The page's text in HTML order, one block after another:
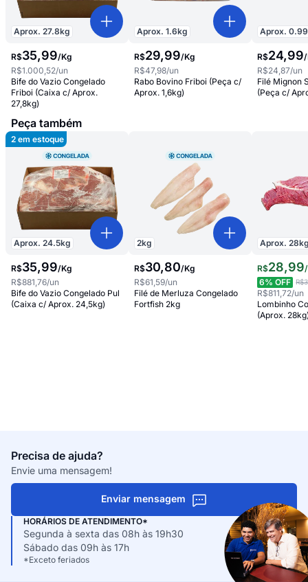
Aprox. 27.8kg
R$35,99/Kg
R$1.000,52/un
Bife do Vazio Congelado
Friboi (Caixa c/ Aprox.
27,8kg)
Aprox.1.6kg
R$29,99/Kg
R$47,98/un
Rabo Bovino Friboi (Peça c/
Aprox. 1,6kg)
Aprox.
R$24,99/
R$24,87/un
Filé Mignon
(Peça c/
Peça também
Aprox. 24.5kg
2 em estoque
R$35,99/Kg
R$881,76/un
Bife do Vazio Congelado Pul
(Caixa c/ Aprox. 24,5kg)
2kg
R$30,80/Kg
R$61,59/un
Filé de Merluza Congelado
Fortfish 2kg
Aprox.28
R$28,99/
6% OFF
R$811,72/un
Lombinho
(Aprox.
Precisa de ajuda?
Envie uma mensagem!
Enviar mensagem
HORÁRIOS DE ATENDIMENTO*
Segunda à sexta das 08h às 19h30
Sábado das 09h às 17h
*Exceto feriados